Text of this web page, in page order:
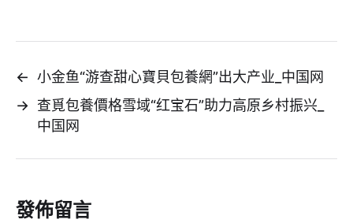
← 小金鱼“游查甜心寶貝包養網”出大产业_中国网
→ 查覓包養價格雪域“红宝石”助力高原乡村振兴_
中国网
發佈留言